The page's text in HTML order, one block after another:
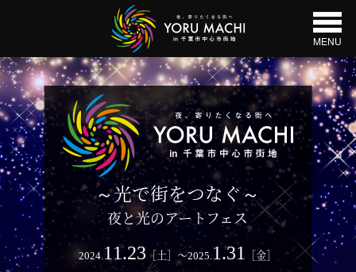
MENU
～光で街をつなぐ～
夜と光のアートフェス
2024. 11.23 ［土］〜2025. 1.31 ［金］